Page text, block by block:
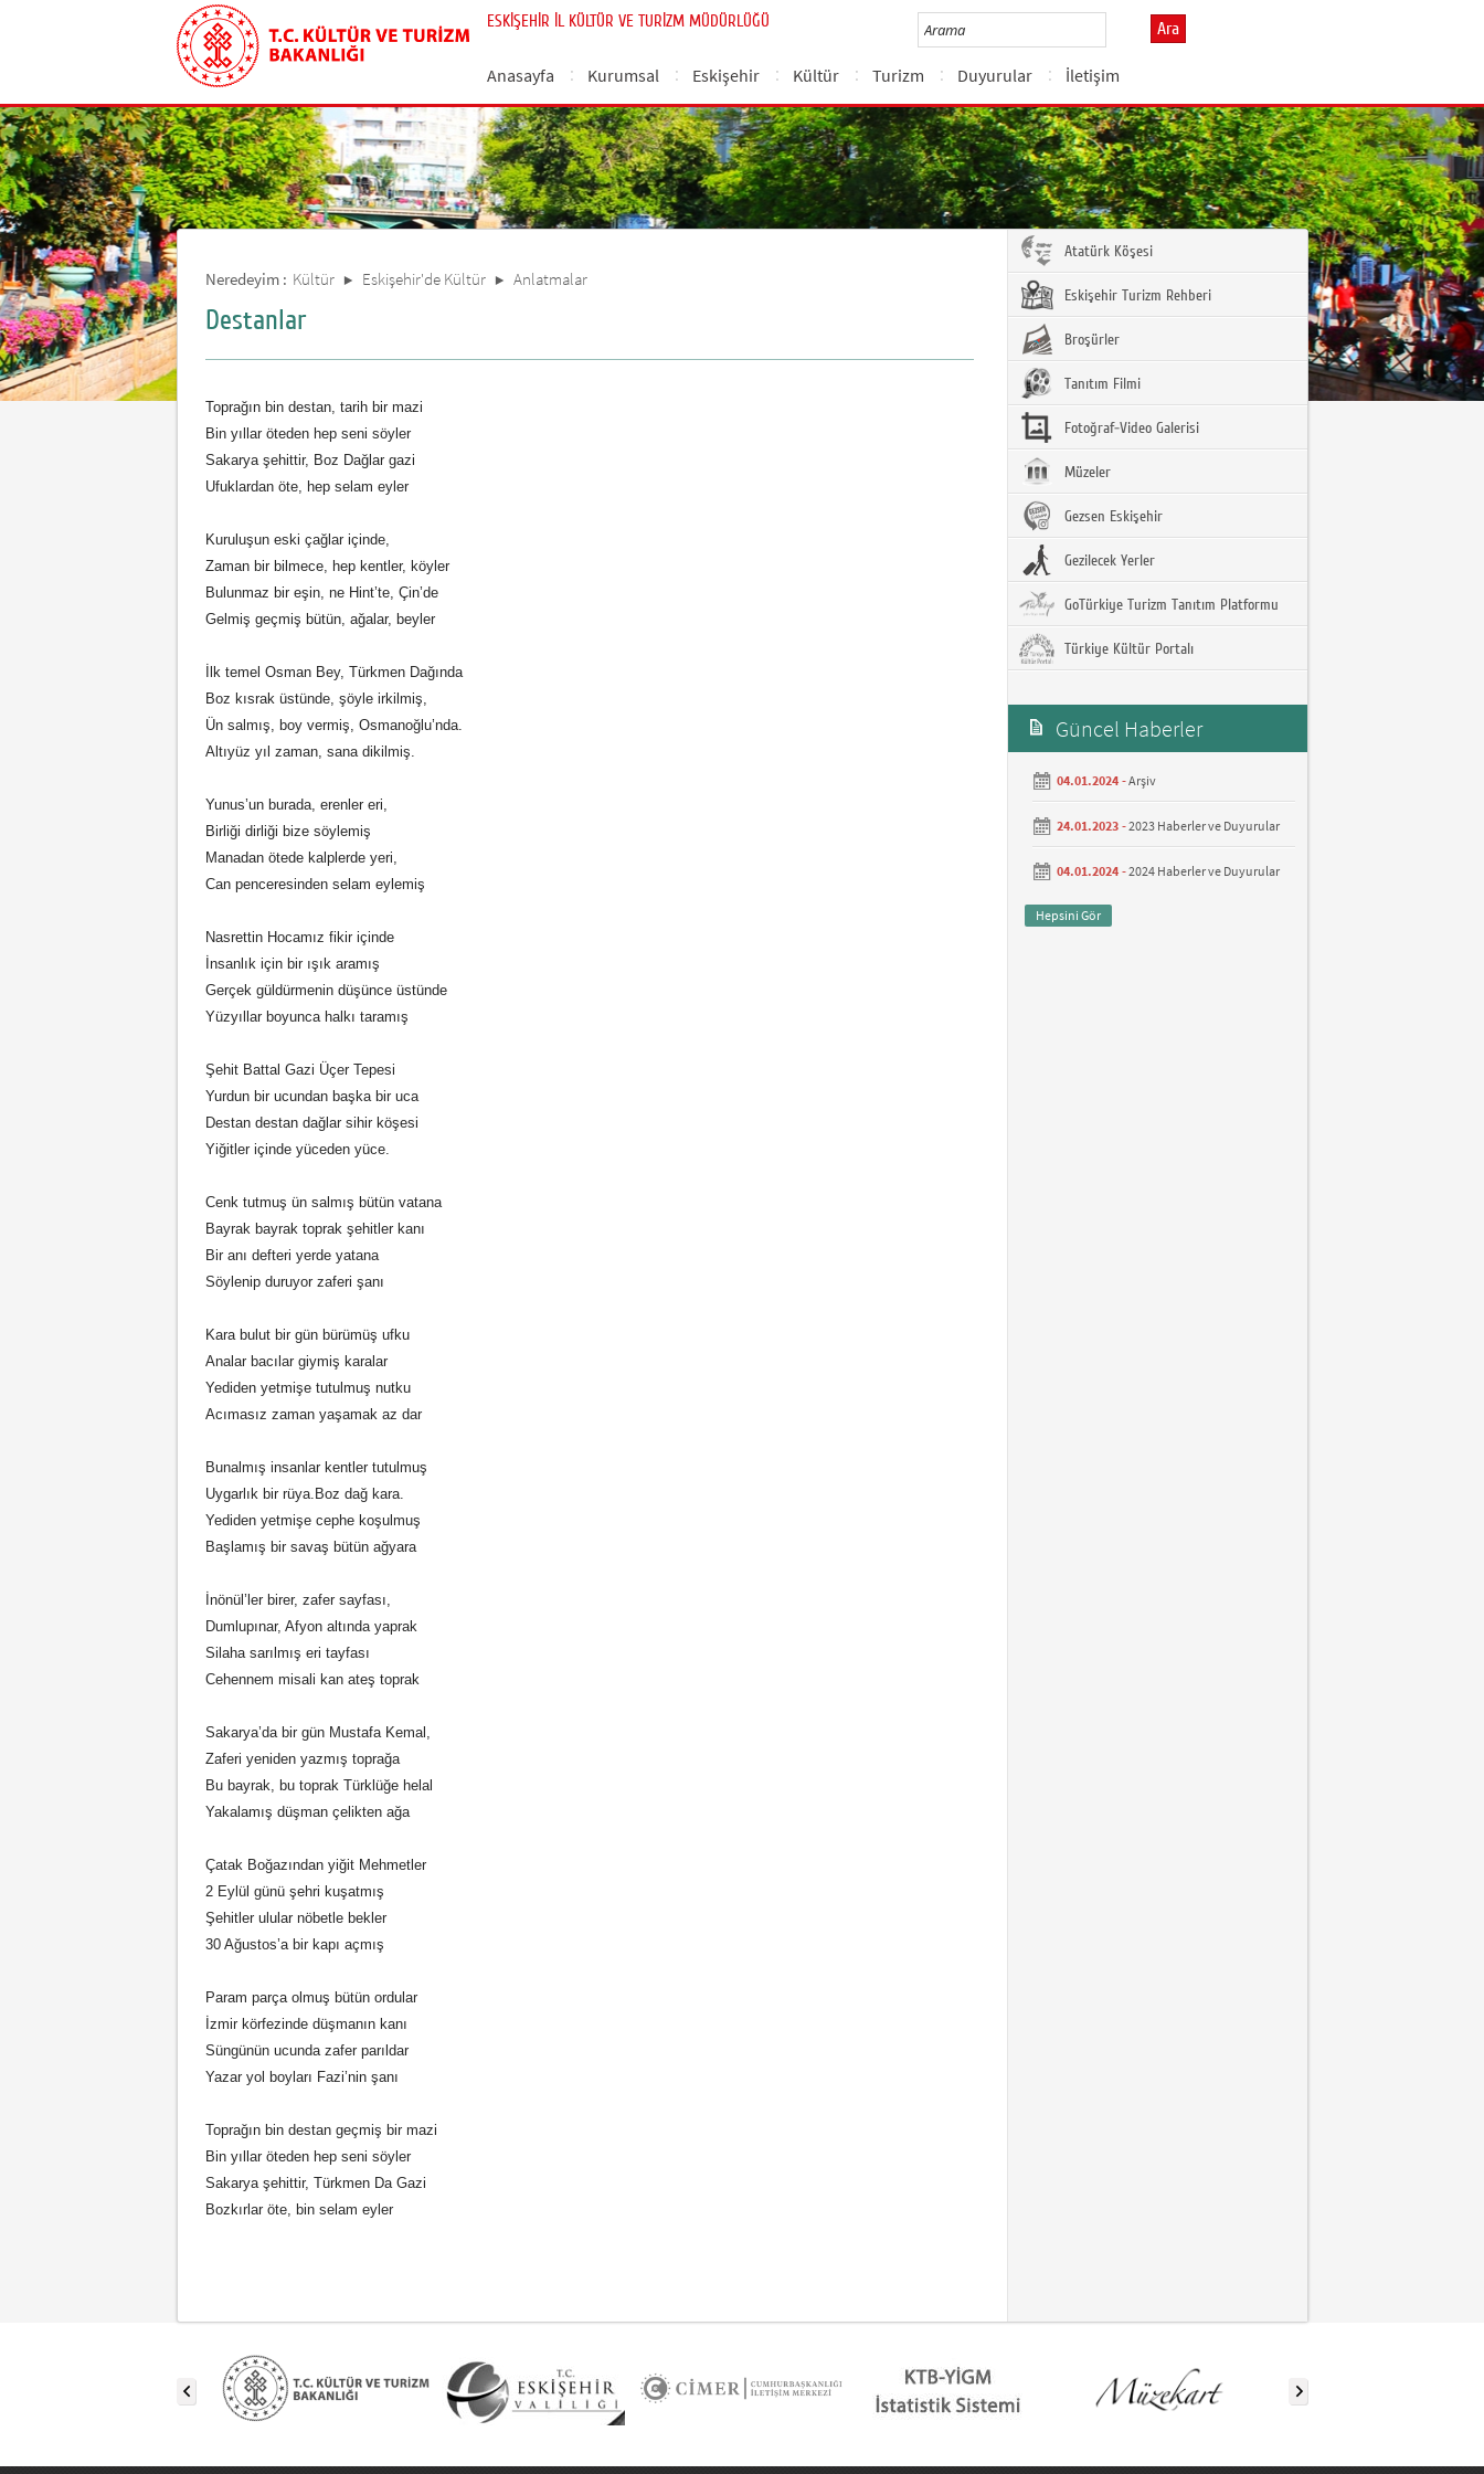
ESKİŞEHİR İL KÜLTÜR VE TURİZM MÜDÜRLÜĞÜ Ara
Anasayfa Kurumsal Eskişehir Kültür Turizm Duyurular İletişim
Neredeyim : Kültür Eskişehir'de Kültür Anlatmalar
Destanlar
Toprağın bin destan, tarih bir mazi
Bin yıllar öteden hep seni söyler
Sakarya şehittir, Boz Dağlar gazi
Ufuklardan öte, hep selam eyler
Kuruluşun eski çağlar içinde,
Zaman bir bilmece, hep kentler, köyler
Bulunmaz bir eşin, ne Hint’te, Çin’de
Gelmiş geçmiş bütün, ağalar, beyler
İlk temel Osman Bey, Türkmen Dağında
Boz kısrak üstünde, şöyle irkilmiş,
Ün salmış, boy vermiş, Osmanoğlu’nda.
Altıyüz yıl zaman, sana dikilmiş.
Yunus’un burada, erenler eri,
Birliği dirliği bize söylemiş
Manadan ötede kalplerde yeri,
Can penceresinden selam eylemiş
Nasrettin Hocamız fikir içinde
İnsanlık için bir ışık aramış
Gerçek güldürmenin düşünce üstünde
Yüzyıllar boyunca halkı taramış
Şehit Battal Gazi Üçer Tepesi
Yurdun bir ucundan başka bir uca
Destan destan dağlar sihir köşesi
Yiğitler içinde yüceden yüce.
Cenk tutmuş ün salmış bütün vatana
Bayrak bayrak toprak şehitler kanı
Bir anı defteri yerde yatana
Söylenip duruyor zaferi şanı
Kara bulut bir gün bürümüş ufku
Analar bacılar giymiş karalar
Yediden yetmişe tutulmuş nutku
Acımasız zaman yaşamak az dar
Bunalmış insanlar kentler tutulmuş
Uygarlık bir rüya.Boz dağ kara.
Yediden yetmişe cephe koşulmuş
Başlamış bir savaş bütün ağyara
İnönül’ler birer, zafer sayfası,
Dumlupınar, Afyon altında yaprak
Silaha sarılmış eri tayfası
Cehennem misali kan ateş toprak
Sakarya’da bir gün Mustafa Kemal,
Zaferi yeniden yazmış toprağa
Bu bayrak, bu toprak Türklüğe helal
Yakalamış düşman çelikten ağa
Çatak Boğazından yiğit Mehmetler
2 Eylül günü şehri kuşatmış
Şehitler ulular nöbetle bekler
30 Ağustos’a bir kapı açmış
Param parça olmuş bütün ordular
İzmir körfezinde düşmanın kanı
Süngünün ucunda zafer parıldar
Yazar yol boyları Fazi’nin şanı
Toprağın bin destan geçmiş bir mazi
Bin yıllar öteden hep seni söyler
Sakarya şehittir, Türkmen Da Gazi
Bozkırlar öte, bin selam eyler
Atatürk Köşesi
Eskişehir Turizm Rehberi
Broşürler
Tanıtım Filmi
Fotoğraf-Video Galerisi
Müzeler
Gezsen Eskişehir
Gezilecek Yerler
GoTürkiye Turizm Tanıtım Platformu
Türkiye Kültür Portalı
Güncel Haberler
04.01.2024 -Arşiv
24.01.2023 -2023 Haberler ve Duyurular
04.01.2024 -2024 Haberler ve Duyurular
Hepsini Gör